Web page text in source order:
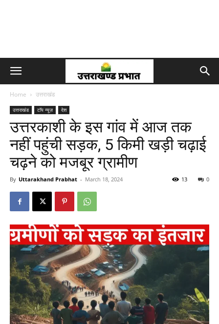
Home उत्तराखंड
उत्तराखंड टॉप न्यूज़ देश
उत्तरकाशी के इस गांव में आज तक
नहीं पहुंची सड़क, 5 किमी खड़ी चढ़ाई
चढ़ने को मजबूर ग्रामीण
By Uttarakhand Prabhat - March 18, 2024 0
13